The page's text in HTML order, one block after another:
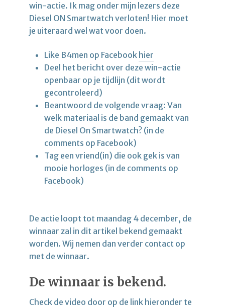
win-actie. Ik mag onder mijn lezers deze
Diesel ON Smartwatch verloten! Hier moet
je uiteraard wel wat voor doen.
Like B4men op Facebook hier
Deel het bericht over deze win-actie
openbaar op je tijdlijn (dit wordt
gecontroleerd)
Beantwoord de volgende vraag: Van
welk materiaal is de band gemaakt van
de Diesel On Smartwatch? (in de
comments op Facebook)
Tag een vriend(in) die ook gek is van
mooie horloges (in de comments op
Facebook)
De actie loopt tot maandag 4 december, de
winnaar zal in dit artikel bekend gemaakt
worden. Wij nemen dan verder contact op
met de winnaar.
De winnaar is bekend.
Check de video door op de link hieronder te